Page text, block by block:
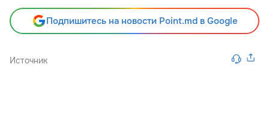
Подпишитесь на новости Point.md в Google
Источник